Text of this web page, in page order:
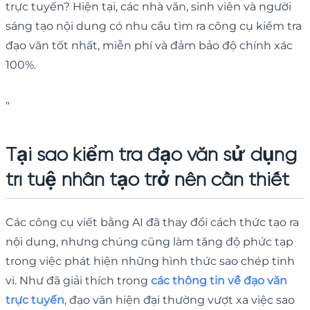
trực tuyến? Hiện tại, các nhà văn, sinh viên và người
sáng tạo nội dung có nhu cầu tìm ra công cụ kiểm tra
đạo văn tốt nhất, miễn phí và đảm bảo độ chính xác
100%.
"
Tại sao kiểm tra đạo văn sử dụng
trí tuệ nhân tạo trở nên cần thiết
Các công cụ viết bằng AI đã thay đổi cách thức tạo ra
nội dung, nhưng chúng cũng làm tăng độ phức tạp
trong việc phát hiện những hình thức sao chép tinh
vi. Như đã giải thích trong các thông tin về đạo văn
trực tuyến, đạo văn hiện đại thường vượt xa việc sao